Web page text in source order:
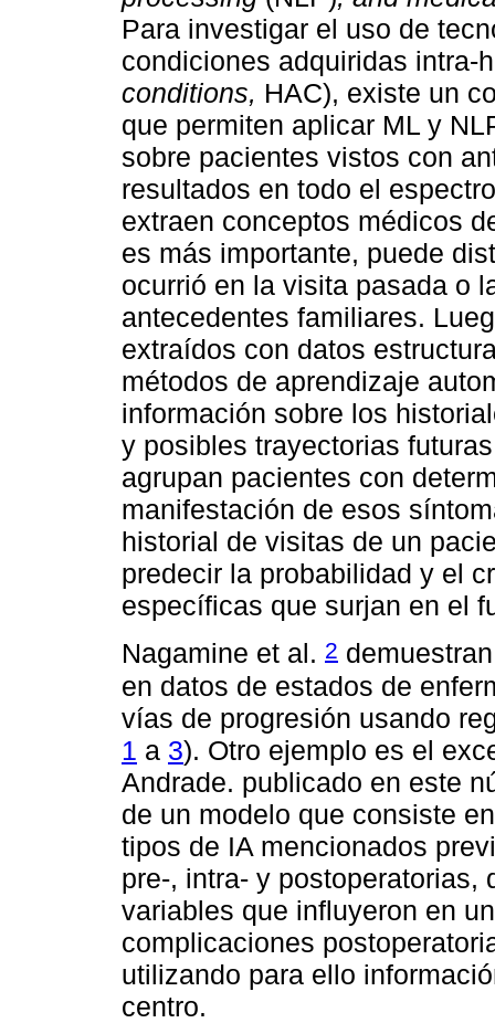
Para investigar el uso de
condiciones adquiridas intra-
conditions, HAC), existe un
que permiten aplicar ML y
sobre pacientes vistos con
resultados en todo el
extraen conceptos médicos
es más importante, puede
ocurrió en la visita pasada o
antecedentes familiares.
extraídos con datos
métodos de aprendizaje
información sobre los
y posibles trayectorias
agrupan pacientes con
manifestación de esos
historial de visitas de un
predecir la probabilidad y el
específicas que surjan en el
Nagamine et al. 2
en datos de estados de
vías de progresión usando
1 a 3). Otro ejemplo es el
Andrade. publicado en este
de un modelo que consiste
tipos de IA mencionados
pre-, intra- y postoperatorias,
variables que influyeron en
complicaciones
utilizando para ello
centro.